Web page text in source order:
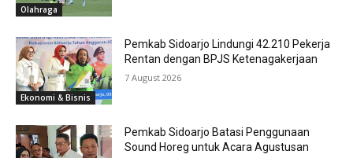
Olahraga
Ekonomi & Bisnis
Pemkab Sidoarjo Lindungi 42.210 Pekerja
Rentan dengan BPJS Ketenagakerjaan
7 August 2026
Pemkab Sidoarjo Batasi Penggunaan
Sound Horeg untuk Acara Agustusan